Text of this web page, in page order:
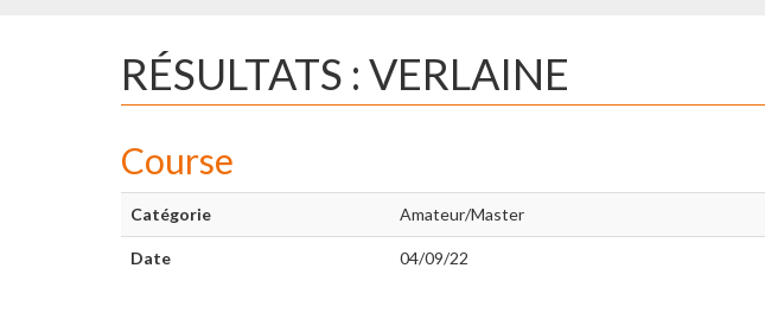
RÉSULTATS : VERLAINE
Course
Catégorie Amateur/Master
Date 04/09/22